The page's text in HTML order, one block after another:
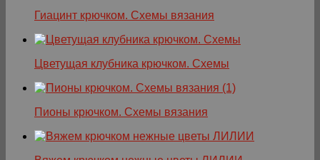
Гиацинт крючком. Схемы вязания
Цветущая клубника крючком. Схемы
Пионы крючком. Схемы вязания